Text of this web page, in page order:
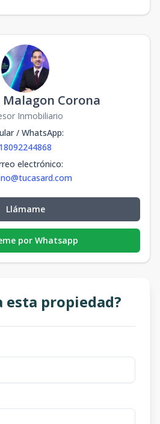
Corona
Inmobiliario
/ WhatsApp:
18092244868
electrónico:
Llámame
por Whatsapp
esta propiedad?